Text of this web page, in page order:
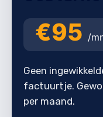
€95 /
Geen
factuurtje.
per maand.